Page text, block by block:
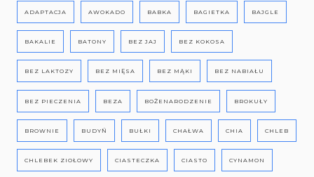
ADAPTACJA AWOKADO BABKA BAGIETKA BAJGLE
BAKALIE BATONY BEZ JAJ BEZ KOKOSA
BEZ LAKTOZY BEZ MIĘSA BEZ MĄKI BEZ NABIAŁU
BEZ PIECZENIA BEZA BOŻENARODZENIE BROKUŁY
BROWNIE BUDYŃ BUŁKI CHAŁWA CHIA CHLEB
CHLEBEK ZIOŁOWY CIASTECZKA CIASTO CYNAMON